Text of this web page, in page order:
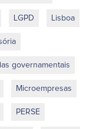
LGPD Lisboa
governamentais
Microempresas
PERSE